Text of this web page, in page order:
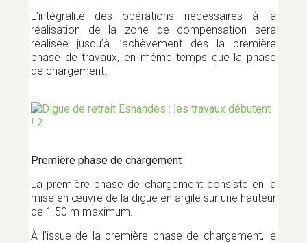
URBANISME
L’intégralité des opérations nécessaires à la
réalisation de la zone de compensation sera
réalisée jusqu’à l’achèvement dès la première
phase de travaux, en même temps que la phase
de chargement.
Première phase de chargement
La première phase de chargement consiste en la
mise en œuvre de la digue en argile sur une hauteur
de 1.50 m maximum.
À l’issue de la première phase de chargement, le